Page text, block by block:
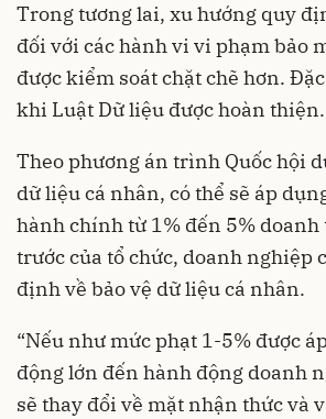
Trong tương lai, xu hướng quy
đối với các hành vi vi phạm bảo
được kiểm soát chặt chẽ hơn.
khi Luật Dữ liệu được hoàn thiện.
Theo phương án trình Quốc hội
dữ liệu cá nhân, có thể sẽ áp
hành chính từ 1% đến 5%
trước của tổ chức, doanh nghiệp
định về bảo vệ dữ liệu cá nhân.
“Nếu như mức phạt 1-5% được
động lớn đến hành động doanh
sẽ thay đổi về mặt nhận thức và